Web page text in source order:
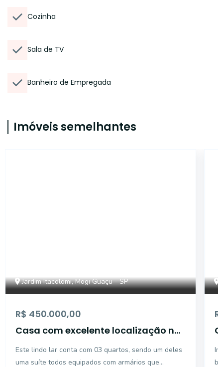
Cozinha
Sala de TV
Banheiro de Empregada
Imóveis semelhantes
Jardim Itacolomi, Mogi Guaçu - SP
R$ 450.000,00
Casa com excelente localização no
Este lindo lar conta com 03 quartos, sendo um deles
uma suíte todos equipados com armários que